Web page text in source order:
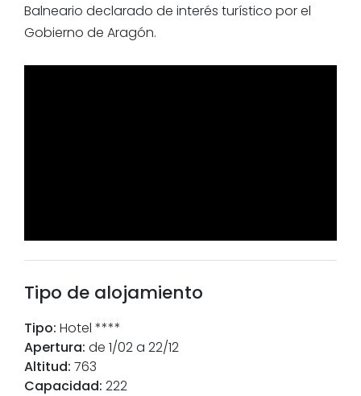
Balneario declarado de interés turístico por el
Gobierno de Aragón.
Tipo de alojamiento
Tipo: Hotel ****
Apertura: de 1/02 a 22/12
Altitud: 763
Capacidad: 222